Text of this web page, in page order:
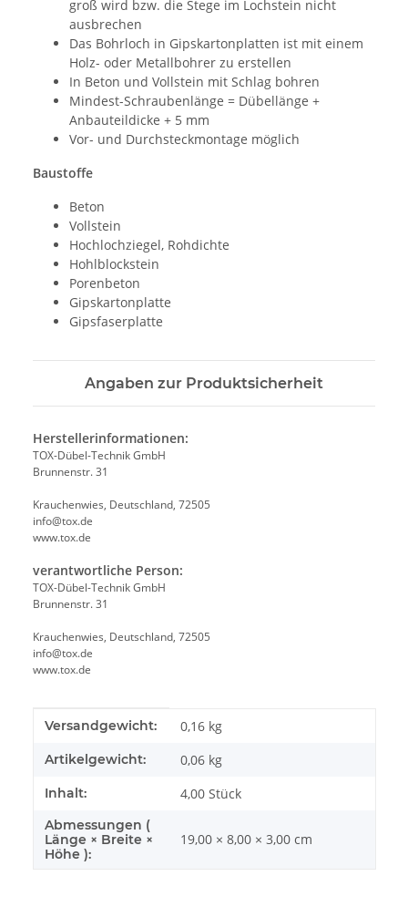
groß wird bzw. die Stege im Lochstein nicht
ausbrechen
Das Bohrloch in Gipskartonplatten ist mit einem
Holz- oder Metallbohrer zu erstellen
In Beton und Vollstein mit Schlag bohren
Mindest-Schraubenlänge = Dübellänge +
Anbauteildicke + 5 mm
Vor- und Durchsteckmontage möglich
Baustoffe
Beton
Vollstein
Hochlochziegel, Rohdichte
Hohlblockstein
Porenbeton
Gipskartonplatte
Gipsfaserplatte
Angaben zur Produktsicherheit
Herstellerinformationen:
TOX-Dübel-Technik GmbH
Brunnenstr. 31
Krauchenwies, Deutschland, 72505
info@tox.de
www.tox.de
verantwortliche Person:
TOX-Dübel-Technik GmbH
Brunnenstr. 31
Krauchenwies, Deutschland, 72505
info@tox.de
www.tox.de
Produkteigenschaft
Wert
Versandgewicht: 0,16 kg
Artikelgewicht: 0,06 kg
Inhalt: 4,00 Stück
Abmessungen (
Länge × Breite ×
Höhe ):
19,00 × 8,00 × 3,00 cm